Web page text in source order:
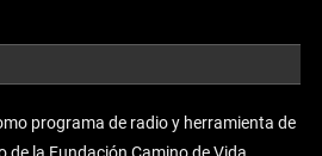
programa de radio y herramienta de